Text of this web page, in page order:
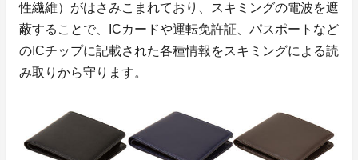
性繊維）がはさみこまれており、スキミングの電波を遮
蔽することで、ICカードや運転免許証、パスポートなど
のICチップに記載された各種情報をスキミングによる読
み取りから守ります。